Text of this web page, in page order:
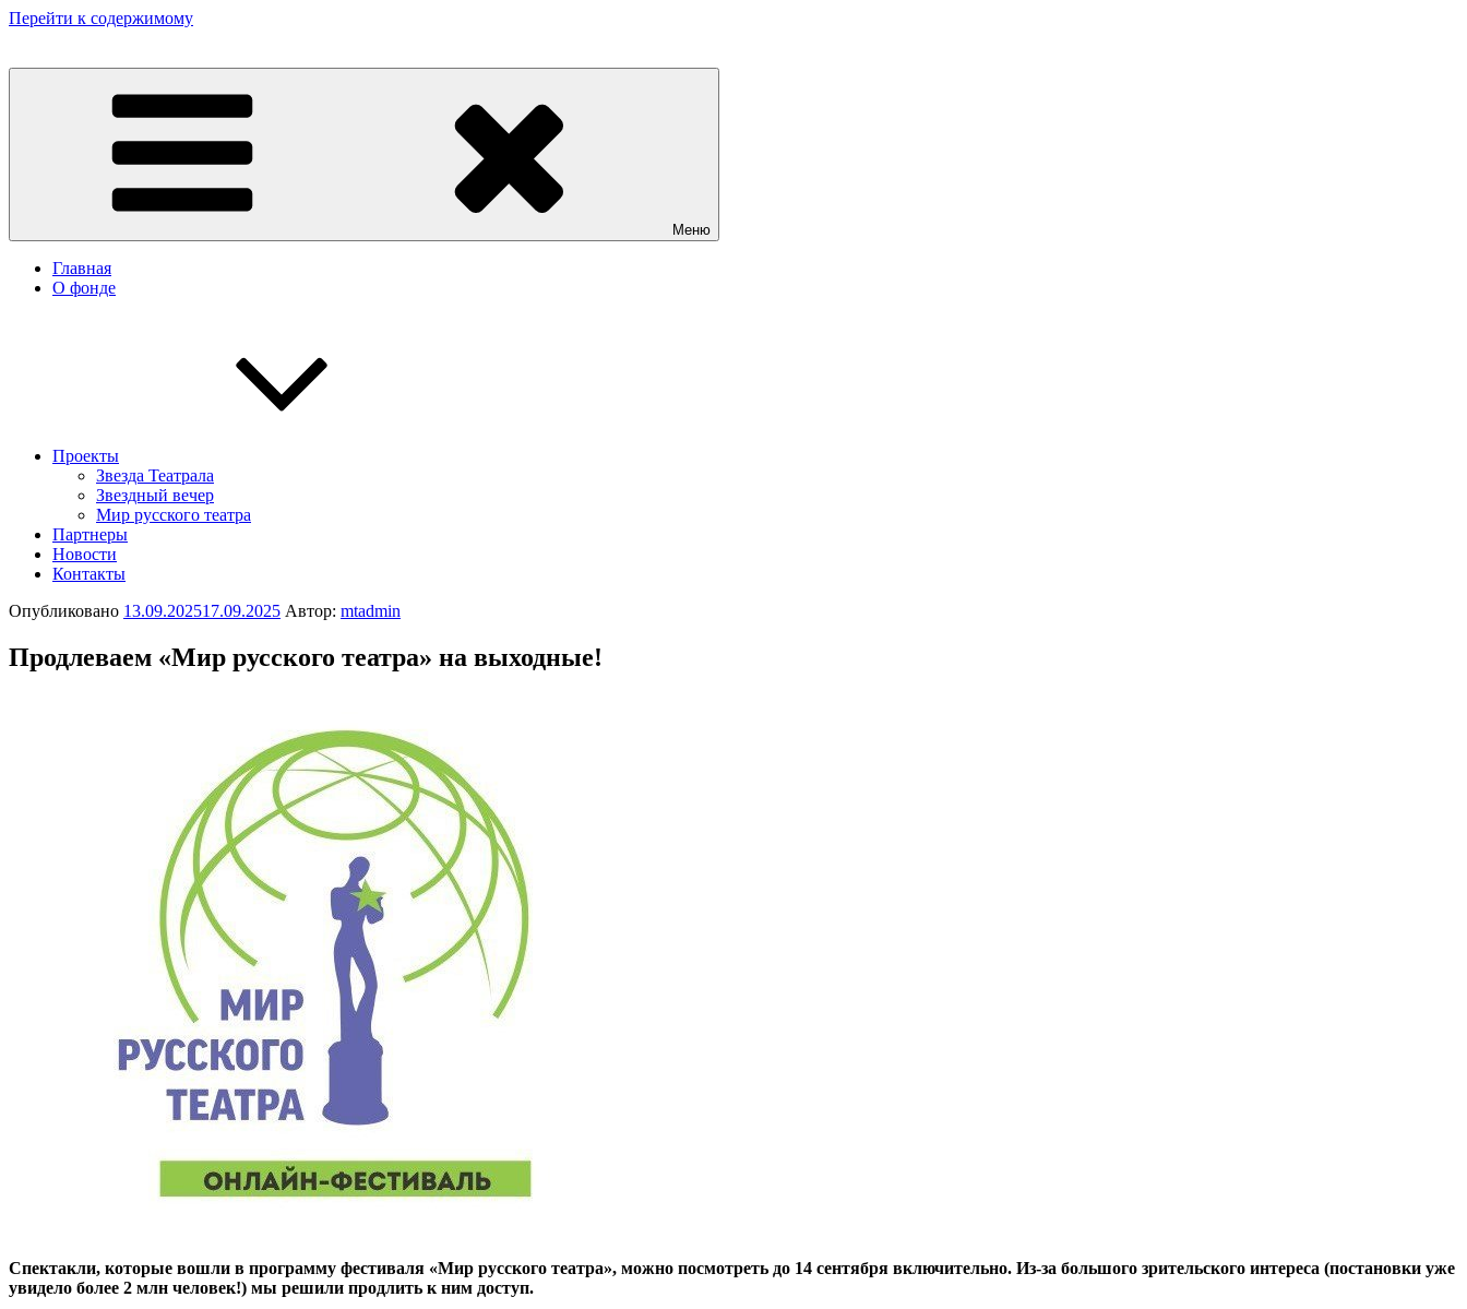
Перейти к содержимому
Некоммерческий фонд культурных и гуманитарных инициатив «Мир театрала»
Меню
Главная
О фонде
Проекты
Звезда Театрала
Звездный вечер
Мир русского театра
Партнеры
Новости
Контакты
Опубликовано 13.09.202517.09.2025 Автор: mtadmin
Продлеваем «Мир русского театра» на выходные!
Спектакли, которые вошли в программу фестиваля «Мир русского театра», можно посмотреть до 14 сентября включительно. Из-за большого зрительского интереса (постановки уже
увидело более 2 млн человек!) мы решили продлить к ним доступ.